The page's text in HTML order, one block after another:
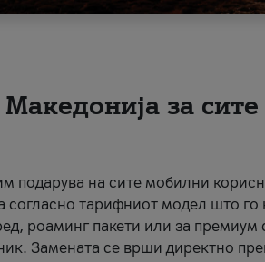
за сите
подарува на сите мобилни
согласно тарифниот модел што го
роаминг пакети или за премиум
Замената се врши директно